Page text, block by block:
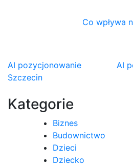
Co wpływa
Nawigacja
wpisu
AI pozycjonowanie
Szczecin
AI
Kategorie
Biznes
Budownictwo
Dzieci
Dziecko